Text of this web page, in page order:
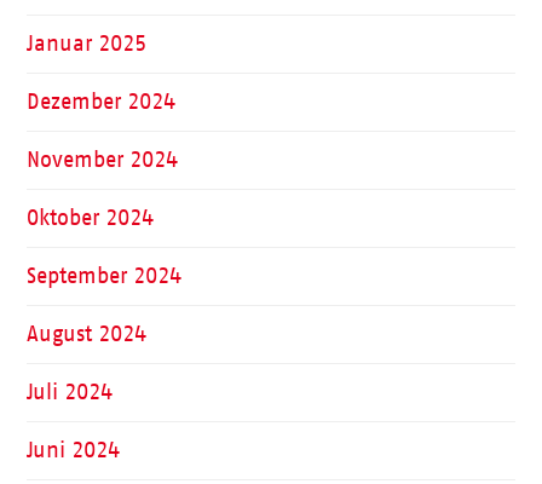
Januar 2025
Dezember 2024
November 2024
Oktober 2024
September 2024
August 2024
Juli 2024
Juni 2024